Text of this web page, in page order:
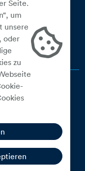
Seite.
um
unsere
oder
zu